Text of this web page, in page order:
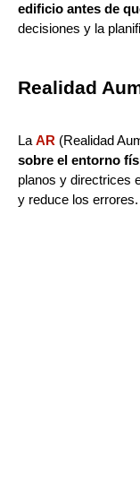
edificio antes de
decisiones y la
Realidad
La AR (Realidad
sobre el entorno
planos y directrices
y reduce los errores.